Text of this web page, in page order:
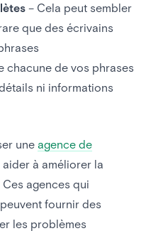
– Cela peut sembler
que des écrivains
chacune de vos phrases
ni informations
une agence de
à améliorer la
agences qui
fournir des
les problèmes